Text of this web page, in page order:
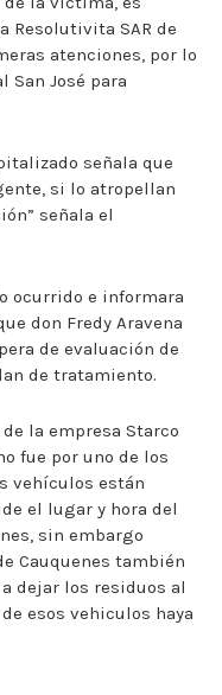
Resolutivita SAR de
atenciones, por lo
San José para
señala que
si lo atropellan
señala el
ocurrido e informara
don Fredy Aravena
de evaluación de
de tratamiento.
la empresa Starco
fue por uno de los
vehículos están
el lugar y hora del
sin embargo
Cauquenes también
dejar los residuos al
esos vehiculos haya